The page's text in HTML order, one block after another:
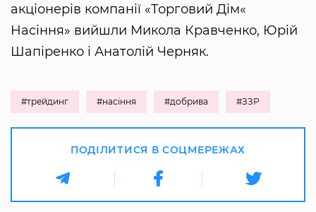
акціонерів компанії «Торговий Дім«
Насіння» вийшли Микола Кравченко, Юрій
Шапіренко і Анатолій Черняк.
#трейдинг #насіння #добрива #ЗЗР
ПОДІЛИТИСЯ В СОЦМЕРЕЖАХ